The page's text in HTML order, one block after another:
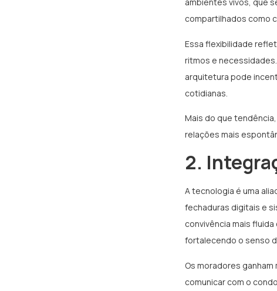
compartilhados como
Essa flexibilidade
ritmos e
arquitetura pode
cotidianas.
Mais do que
relações mais
2.
A tecnologia é uma
fechaduras digitais e
convivência mais
fortalecendo o senso
Os moradores
comunicar com o